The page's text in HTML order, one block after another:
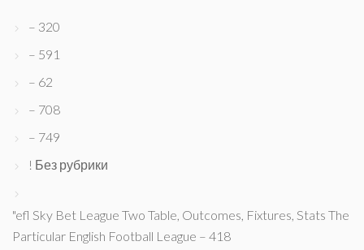
– 320
– 591
– 62
– 708
– 749
! Без рубрики
"efl Sky Bet League Two Table, Outcomes, Fixtures, Stats The
Particular English Football League – 418